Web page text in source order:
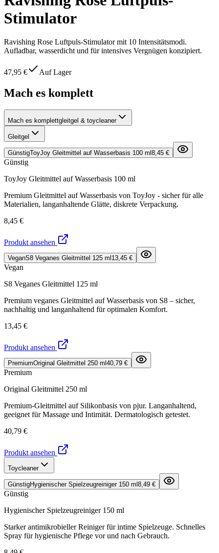
Stimulator
Ravishing Rose Luftpuls-Stimulator mit 10 Intensitätsmodi.
Aufladbar, wasserdicht und für intensives Vergnügen konzipiert.
47,95 € Auf Lager
Mach es komplett
Mach es komplettgleitgel & toycleaner
Gleitgel
GünstigToyJoy Gleitmittel auf Wasserbasis 100 ml 8,45 €
Günstig
ToyJoy Gleitmittel auf Wasserbasis 100 ml
Premium Gleitmittel auf Wasserbasis von ToyJoy - sicher für alle
Materialien, langanhaltende Glätte, diskrete Verpackung.
8,45 €
Produkt ansehen
VeganS8 Veganes Gleitmittel 125 ml 13,45 €
Vegan
S8 Veganes Gleitmittel 125 ml
Premium veganes Gleitmittel auf Wasserbasis von S8 – sicher,
nachhaltig und langanhaltend für optimalen Komfort.
13,45 €
Produkt ansehen
PremiumOriginal Gleitmittel 250 ml 40,79 €
Premium
Original Gleitmittel 250 ml
Premium-Gleitmittel auf Silikonbasis von pjur. Langanhaltend,
geeignet für Massage und Intimität. Dermatologisch getestet.
40,79 €
Produkt ansehen
Toycleaner
GünstigHygienischer Spielzeugreiniger 150 ml 8,49 €
Günstig
Hygienischer Spielzeugreiniger 150 ml
Starker antimikrobieller Reiniger für intime Spielzeuge. Schnelles
Spray für hygienische Pflege vor und nach Gebrauch.